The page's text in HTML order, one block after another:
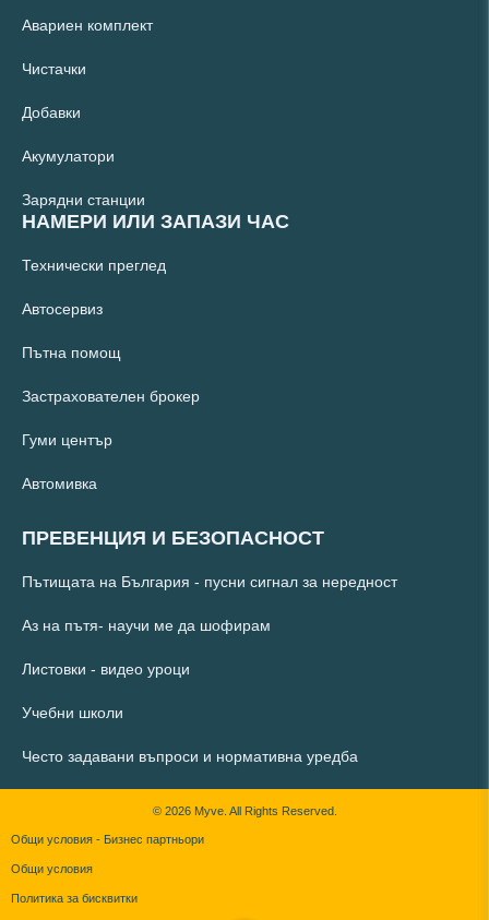
Авариен комплект
Чистачки
Добавки
Акумулатори
Зарядни станции
НАМЕРИ ИЛИ ЗАПАЗИ ЧАС
Технически преглед
Автосервиз
Пътна помощ
Застрахователен брокер
Гуми център
Автомивка
ПРЕВЕНЦИЯ И БЕЗОПАСНОСТ
Пътищата на България - пусни сигнал за нередност
Аз на пътя- научи ме да шофирам
Листовки - видео уроци
Учебни школи
Често задавани въпроси и нормативна уредба
© 2026 Myve. All Rights Reserved.
Общи условия - Бизнес партньори
Общи условия
Политика за бисквитки